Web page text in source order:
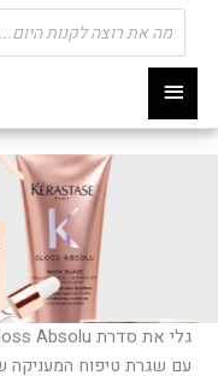
תפריט
ראשי
Products
search
גלי את סדרת Gloss Absolu החדשה
עם שגרת טיפוח המעניקה